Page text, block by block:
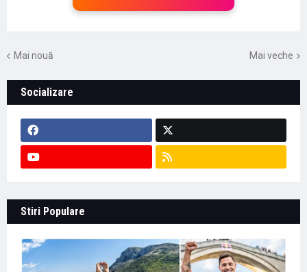
Mai nouă Mai veche
Socializare
Stiri Populare